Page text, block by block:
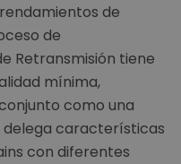
de
de
Retransmisión tiene
mínima,
como una
características
con diferentes